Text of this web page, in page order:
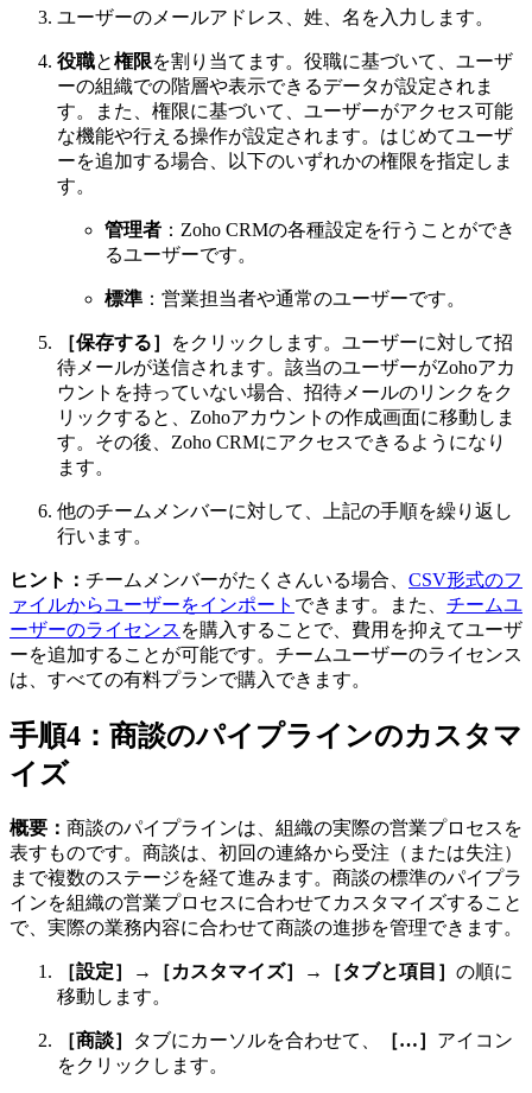
ユーザーのメールアドレス、姓、名を入力します。
役職と権限を割り当てます。役職に基づいて、ユーザ
ーの組織での階層や表示できるデータが設定されま
す。また、権限に基づいて、ユーザーがアクセス可能
な機能や行える操作が設定されます。はじめてユーザ
ーを追加する場合、以下のいずれかの権限を指定しま
す。
管理者 ：Zoho CRMの各種設定を行うことができ
るユーザーです。
標準 ：営業担当者や通常のユーザーです。
［保存する］
をクリックします。ユーザーに対して招
待メールが送信されます。該当のユーザーがZohoアカ
ウントを持っていない場合、招待メールのリンクをク
リックすると、Zohoアカウントの作成画面に移動しま
す。その後、Zoho CRMにアクセスできるようになり
ます。
他のチームメンバーに対して、上記の手順を繰り返し
行います。
ヒント： チームメンバーがたくさんいる場合、 CSV形式のフ
ァイルからユーザーをインポート できます。また、 チームユ
ーザーのライセンス を購入することで、費用を抑えてユーザ
ーを追加することが可能です。チームユーザーのライセンス
は、すべての有料プランで購入できます。
手順4：商談のパイプラインのカスタマ
イズ
概要： 商談のパイプラインは、組織の実際の営業プロセスを
表すものです。商談は、初回の連絡から受注（または失注）
まで複数のステージを経て進みます。商談の標準のパイプラ
インを組織の営業プロセスに合わせてカスタマイズすること
で、実際の業務内容に合わせて商談の進捗を管理できます。
［設定］→［カスタマイズ］→［タブと項目］ の順に
移動します。
［商談］ タブにカーソルを合わせて、 ［…］ アイコン
をクリックします。